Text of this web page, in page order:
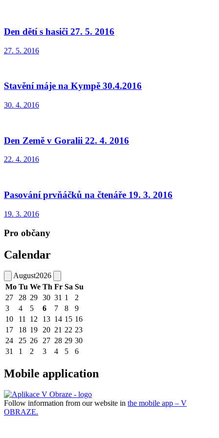
Den dětí s hasiči 27. 5. 2016
27. 5. 2016
Stavění máje na Kympě 30.4.2016
30. 4. 2016
Den Země v Goralii 22. 4. 2016
22. 4. 2016
Pasování prvňáčků na čtenáře 19. 3. 2016
19. 3. 2016
Pro občany
Calendar
August2026
Mo Tu We Th Fr Sa Su
27
28 29 30 31 1
2
3
4 5 6 7 8
9
10
11 12 13 14 15 16
17
18 19 20 21 22 23
24
25 26 27 28 29 30
31
1 2 3 4 5 6
Mobile application
Follow information from our website in the mobile app – V
OBRAZE.